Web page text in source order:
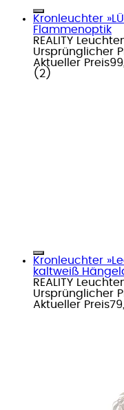
Kronleuchter
Flammenoptik
REALITY
Ursprünglicher
Aktueller Preis
( 2 )
Kronleuchter
kaltweiß
REALITY
Ursprünglicher
Aktueller Preis